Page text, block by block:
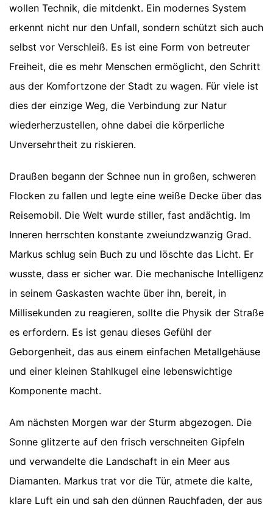
wollen Technik, die mitdenkt. Ein modernes System
erkennt nicht nur den Unfall, sondern schützt sich auch
selbst vor Verschleiß. Es ist eine Form von betreuter
Freiheit, die es mehr Menschen ermöglicht, den Schritt
aus der Komfortzone der Stadt zu wagen. Für viele ist
dies der einzige Weg, die Verbindung zur Natur
wiederherzustellen, ohne dabei die körperliche
Unversehrtheit zu riskieren.
Draußen begann der Schnee nun in großen, schweren
Flocken zu fallen und legte eine weiße Decke über das
Reisemobil. Die Welt wurde stiller, fast andächtig. Im
Inneren herrschten konstante zweiundzwanzig Grad.
Markus schlug sein Buch zu und löschte das Licht. Er
wusste, dass er sicher war. Die mechanische Intelligenz
in seinem Gaskasten wachte über ihn, bereit, in
Millisekunden zu reagieren, sollte die Physik der Straße
es erfordern. Es ist genau dieses Gefühl der
Geborgenheit, das aus einem einfachen Metallgehäuse
und einer kleinen Stahlkugel eine lebenswichtige
Komponente macht.
Am nächsten Morgen war der Sturm abgezogen. Die
Sonne glitzerte auf den frisch verschneiten Gipfeln
und verwandelte die Landschaft in ein Meer aus
Diamanten. Markus trat vor die Tür, atmete die kalte,
klare Luft ein und sah den dünnen Rauchfaden, der aus